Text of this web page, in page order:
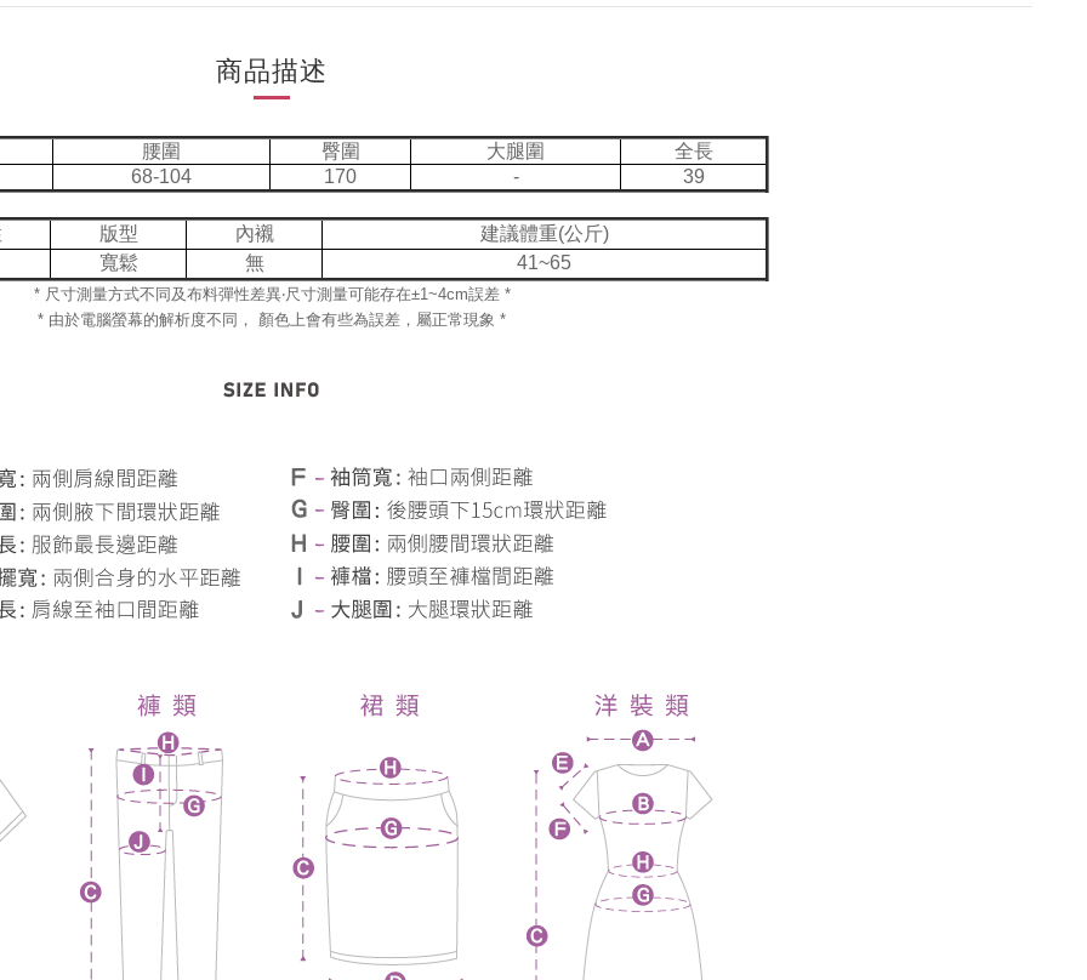
商品描述
腰圍 臀圍 大腿圍
全長
68-104
170 - 39
版型 內襯
建議體重(公斤)
寬鬆
無 41~65
* 尺寸測量方式不同及布料彈性差異‧尺寸測量可能存在±1~4cm誤差 *
* 由於電腦螢幕的解析度不同， 顏色上會有些為誤差，屬正常現象 *